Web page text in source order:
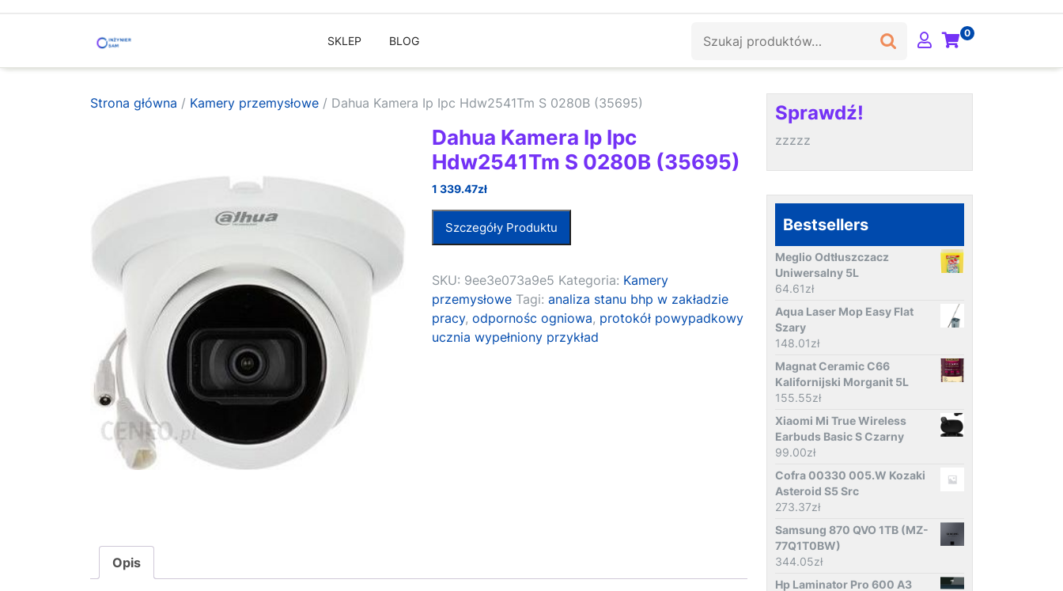
SKLEP BLOG
0
Strona główna / Kamery przemysłowe / Dahua Kamera Ip Ipc Hdw2541Tm S 0280B (35695)
Dahua Kamera Ip Ipc
Hdw2541Tm S 0280B (35695)
1 339.47zł
Szczegóły Produktu
SKU: 9ee3e073a9e5 Kategoria: Kamery
przemysłowe Tagi:analiza stanu bhp w zakładzie
pracy,odpornośc ogniowa, protokół powypadkowy
ucznia wypełniony przykład
Opis
Sprawdź!
zzzzz
Bestsellers
Meglio Odtłuszczacz
Uniwersalny 5L
64.61zł
Aqua Laser Mop Easy Flat
Szary
148.01zł
Magnat Ceramic C66
Kalifornijski Morganit 5L
155.55zł
Xiaomi Mi True Wireless
Earbuds Basic S Czarny
99.00zł
Cofra 00330 005.W Kozaki
Asteroid S5 Src
273.37zł
Samsung 870 QVO 1TB (MZ-
77Q1T0BW)
344.05zł
Hp Laminator Pro 600 A3